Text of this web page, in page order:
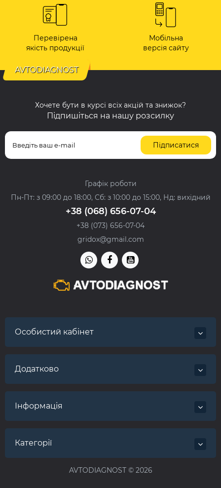
Перевірена
якість продукції
Мобільна
версія сайту
AVTODIAGNOST
Хочете бути в курсі всіх акцій та знижок?
Підпишіться на нашу розсилку
Підписатися
Графік роботи
Пн-Пт: з 09:00 до 18:00, Сб: з 10:00 до 15:00, Нд: вихідний
+38 (068) 656-07-04
+38 (073) 656-07-04
gridox@gmail.com
Особистий кабінет
Додатково
Інформація
Категорії
AVTODIAGNOST © 2026